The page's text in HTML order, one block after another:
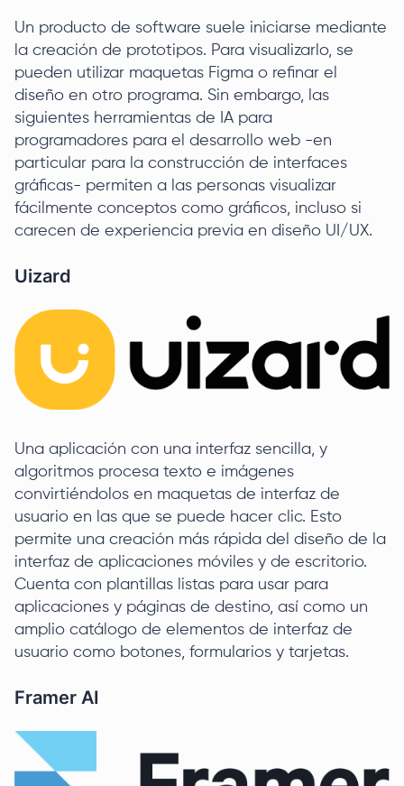
Un producto de software suele iniciarse mediante
la creación de prototipos. Para visualizarlo, se
pueden utilizar maquetas Figma o refinar el
diseño en otro programa. Sin embargo, las
siguientes herramientas de IA para
programadores para el desarrollo web -en
particular para la construcción de interfaces
gráficas- permiten a las personas visualizar
fácilmente conceptos como gráficos, incluso si
carecen de experiencia previa en diseño UI/UX.
Uizard
Una aplicación con una interfaz sencilla, y
algoritmos procesa texto e imágenes
convirtiéndolos en maquetas de interfaz de
usuario en las que se puede hacer clic. Esto
permite una creación más rápida del diseño de la
interfaz de aplicaciones móviles y de escritorio.
Cuenta con plantillas listas para usar para
aplicaciones y páginas de destino, así como un
amplio catálogo de elementos de interfaz de
usuario como botones, formularios y tarjetas.
Framer AI